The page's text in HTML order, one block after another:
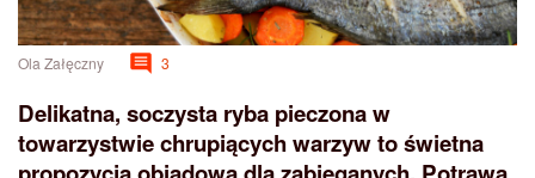
Ola Załęczny 3
Delikatna, soczysta ryba pieczona w
towarzystwie chrupiących warzyw to świetna